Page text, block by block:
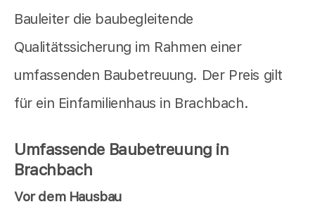
Bauleiter die baubegleitende
Qualitätssicherung im Rahmen einer
umfassenden Baubetreuung. Der Preis gilt
für ein Einfamilienhaus in Brachbach.
Umfassende Baubetreuung in
Brachbach
Vor dem Hausbau